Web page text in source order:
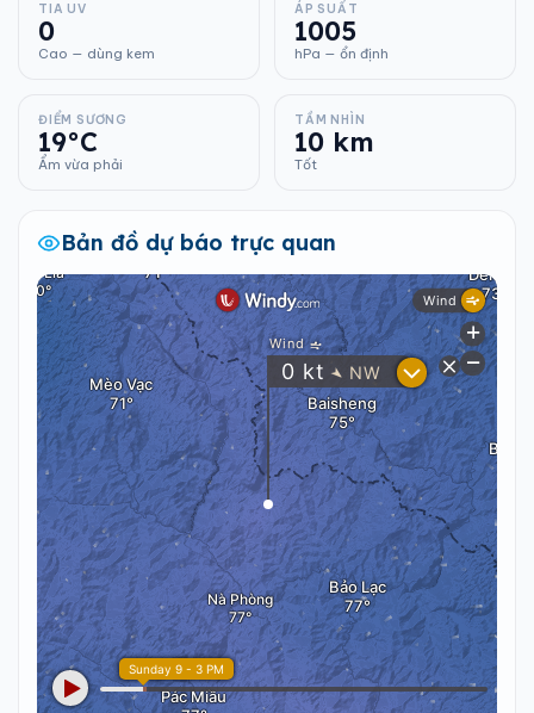
TIA UV
0
Cao — dùng kem
ÁP SUẤT
1005
hPa — ổn định
ĐIỂM SƯƠNG
19°C
Ẩm vừa phải
TẦM NHÌN
10 km
Tốt
Bản đồ dự báo trực quan